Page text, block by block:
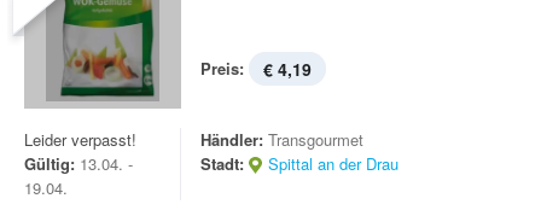
Preis: € 4,19
Leider verpasst!
Gültig: 13.04. -
19.04.
Händler: Transgourmet
Stadt:
Spittal an der Drau